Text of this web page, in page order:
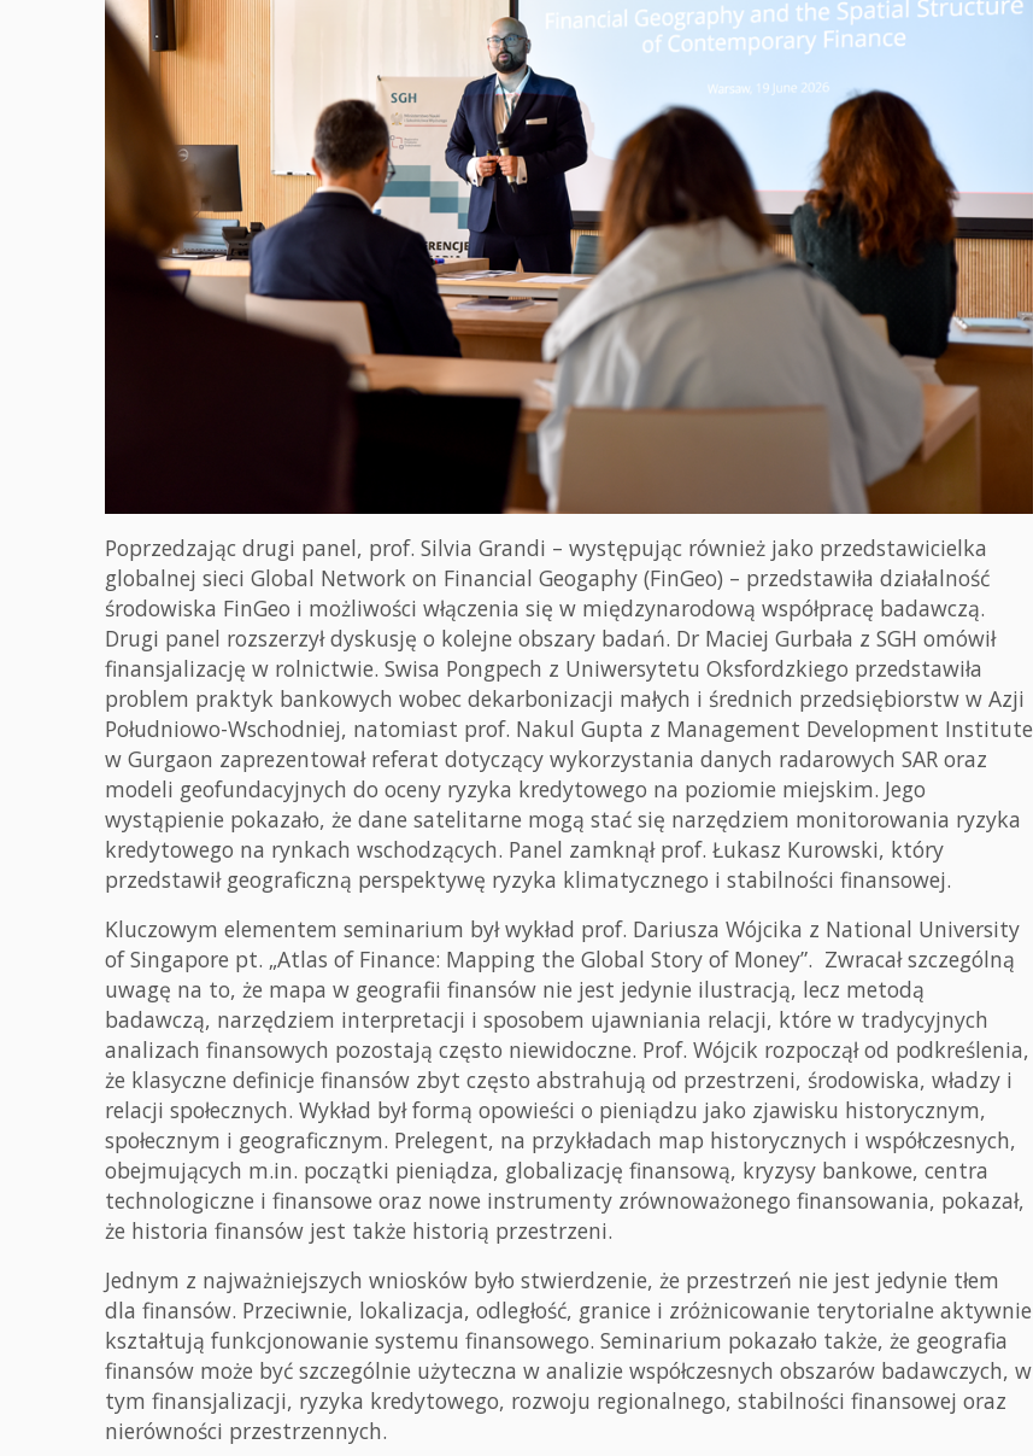
Poprzedzając drugi panel, prof. Silvia Grandi – występując również jako przedstawicielka
globalnej sieci Global Network on Financial Geogaphy (FinGeo) – przedstawiła działalność
środowiska FinGeo i możliwości włączenia się w międzynarodową współpracę badawczą.
Drugi panel rozszerzył dyskusję o kolejne obszary badań. Dr Maciej Gurbała z SGH omówił
finansjalizację w rolnictwie. Swisa Pongpech z Uniwersytetu Oksfordzkiego przedstawiła
problem praktyk bankowych wobec dekarbonizacji małych i średnich przedsiębiorstw w Azji
Południowo-Wschodniej, natomiast prof. Nakul Gupta z Management Development Institute
w Gurgaon zaprezentował referat dotyczący wykorzystania danych radarowych SAR oraz
modeli geofundacyjnych do oceny ryzyka kredytowego na poziomie miejskim. Jego
wystąpienie pokazało, że dane satelitarne mogą stać się narzędziem monitorowania ryzyka
kredytowego na rynkach wschodzących. Panel zamknął prof. Łukasz Kurowski, który
przedstawił geograficzną perspektywę ryzyka klimatycznego i stabilności finansowej.
Kluczowym elementem seminarium był wykład prof. Dariusza Wójcika z National University
of Singapore pt. „Atlas of Finance: Mapping the Global Story of Money”. Zwracał szczególną
uwagę na to, że mapa w geografii finansów nie jest jedynie ilustracją, lecz metodą
badawczą, narzędziem interpretacji i sposobem ujawniania relacji, które w tradycyjnych
analizach finansowych pozostają często niewidoczne. Prof. Wójcik rozpoczął od podkreślenia,
że klasyczne definicje finansów zbyt często abstrahują od przestrzeni, środowiska, władzy i
relacji społecznych. Wykład był formą opowieści o pieniądzu jako zjawisku historycznym,
społecznym i geograficznym. Prelegent, na przykładach map historycznych i współczesnych,
obejmujących m.in. początki pieniądza, globalizację finansową, kryzysy bankowe, centra
technologiczne i finansowe oraz nowe instrumenty zrównoważonego finansowania, pokazał,
że historia finansów jest także historią przestrzeni.
Jednym z najważniejszych wniosków było stwierdzenie, że przestrzeń nie jest jedynie tłem
dla finansów. Przeciwnie, lokalizacja, odległość, granice i zróżnicowanie terytorialne aktywnie
kształtują funkcjonowanie systemu finansowego. Seminarium pokazało także, że geografia
finansów może być szczególnie użyteczna w analizie współczesnych obszarów badawczych, w
tym finansjalizacji, ryzyka kredytowego, rozwoju regionalnego, stabilności finansowej oraz
nierówności przestrzennych.